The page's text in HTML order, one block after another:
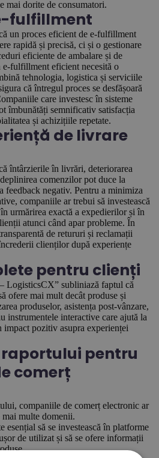
mai dorite de consumatori.
fulfillment
un proces eficient de e-fulfillment
rapidă și precisă, ci și o gestionare
eficiente de ambalare și de
e-fulfillment eficient necesită o
tehnologia, logistica și serviciile
că întregul proces se desfășoară
care investesc în sisteme
îmbunătăți semnificativ satisfacția
și achizițiile repetate.
de livrare
întârzierile în livrări, deteriorarea
comenzilor pot duce la
feedback negativ. Pentru a minimiza
companiile ar trebui să investească
urmărirea exactă a expedierilor și în
atunci când apar probleme. În
de retururi și reclamații
clienților după experiențe
pentru clienți
LogisticsCX” subliniază faptul că
ofere mai mult decât produse și
produselor, asistența post-vânzare,
instrumentele interactive care ajută la
impact pozitiv asupra experienței
raportului pentru
comerț
companiile de comerț electronic ar
mai multe domenii.
esențial să se investească în platforme
de utilizat și să se ofere informații